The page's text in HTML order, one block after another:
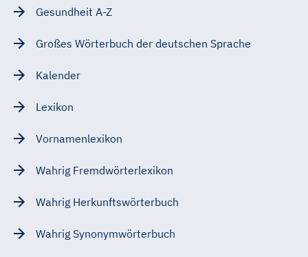
Gesundheit A-Z
Großes Wörterbuch der deutschen Sprache
Kalender
Lexikon
Vornamenlexikon
Wahrig Fremdwörterlexikon
Wahrig Herkunftswörterbuch
Wahrig Synonymwörterbuch